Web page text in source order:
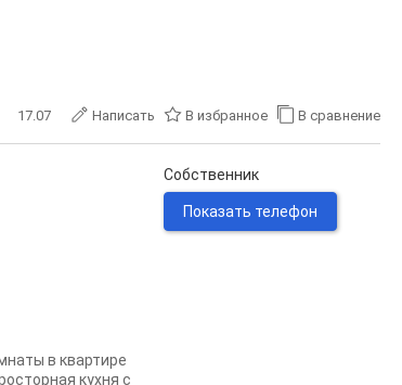
17.07 Написать В избранное В сравнение
в квартире
кухня с
Собственник
Показать телефон